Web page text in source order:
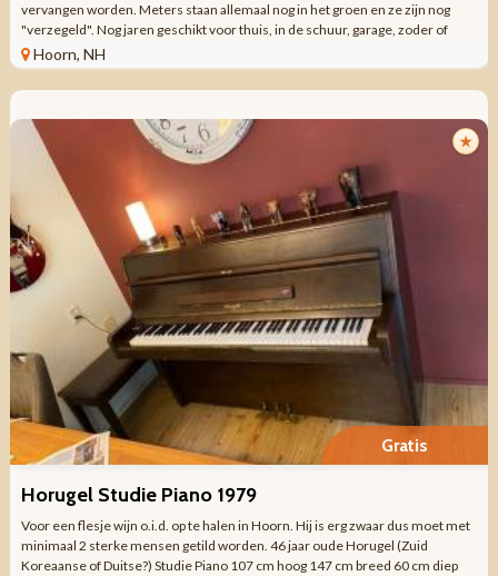
vervangen worden. Meters staan allemaal nog in het groen en ze zijn nog
"verzegeld". Nog jaren geschikt voor thuis, in de schuur, garage, zoder of
waar dan ...
Hoorn, NH
★
Gratis
Horugel Studie Piano 1979
Voor een flesje wijn o.i.d. op te halen in Hoorn. Hij is erg zwaar dus moet met
minimaal 2 sterke mensen getild worden. 46 jaar oude Horugel (Zuid
Koreaanse of Duitse?) Studie Piano 107 cm hoog 147 cm breed 60 cm diep